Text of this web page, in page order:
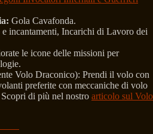
Gola Cavafonda.
e incantamenti, Incarichi di Lavoro dei
le icone delle missioni per
Volo Draconico): Prendi il volo con
preferite con meccaniche di volo
di più nel nostro articolo sul Volo